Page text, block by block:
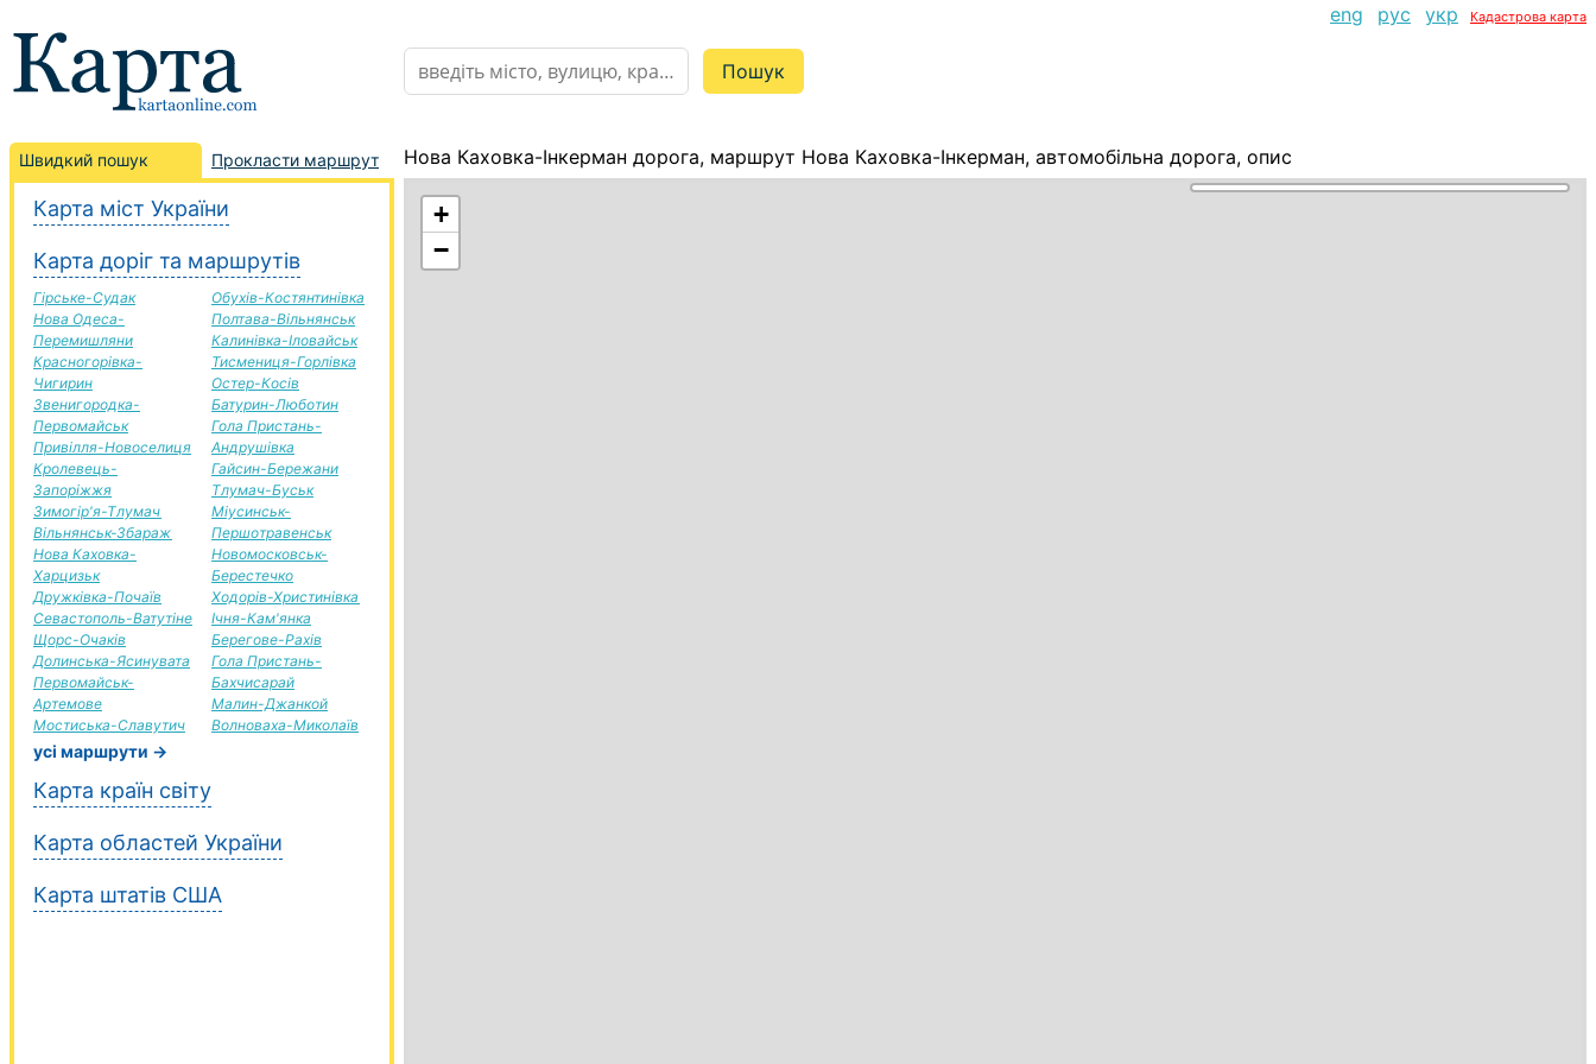
eng рус укр Кадастрова карта
Швидкий пошук Прокласти маршрут
Карта міст України
Карта доріг та маршрутів
Гірське-Судак
Нова Одеса-
Перемишляни
Красногорівка-
Чигирин
Звенигородка-
Первомайськ
Привілля-Новоселиця
Кролевець-
Запоріжжя
Зимогір'я-Тлумач
Вільнянськ-Збараж
Нова Каховка-
Харцизьк
Дружківка-Почаїв
Севастополь-Ватутіне
Щорс-Очаків
Долинська-Ясинувата
Первомайськ-
Артемове
Мостиська-Славутич
Обухів-Костянтинівка
Полтава-Вільнянськ
Калинівка-Іловайськ
Тисмениця-Горлівка
Остер-Косів
Батурин-Люботин
Гола Пристань-
Андрушівка
Гайсин-Бережани
Тлумач-Буськ
Міусинськ-
Першотравенськ
Новомосковськ-
Берестечко
Ходорів-Христинівка
Ічня-Кам'янка
Берегове-Рахів
Гола Пристань-
Бахчисарай
Малин-Джанкой
Волноваха-Миколаїв
усі маршрути →
Карта країн світу
Карта областей України
Карта штатів США
Нова Каховка-Інкерман дорога, маршрут Нова Каховка-Інкерман, автомобільна дорога, опис
+
−